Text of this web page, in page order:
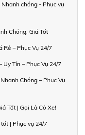
chóng - Phục vụ
Chóng, Giá Tốt
Rẻ – Phục Vụ 24/7
Uy Tín – Phục Vụ 24/7
Chóng – Phục Vụ
Tốt | Gọi Là Có Xe!
| Phục vụ 24/7